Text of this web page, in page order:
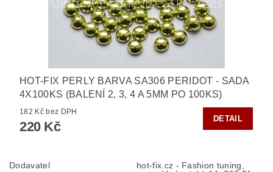
HOT-FIX PERLY BARVA SA306 PERIDOT - SADA
4X100KS (BALENÍ 2, 3, 4 A 5MM PO 100KS)
182 Kč bez DPH
220 Kč
DETAIL
Dodavatel
hot-fix.cz - Fashion tuning,